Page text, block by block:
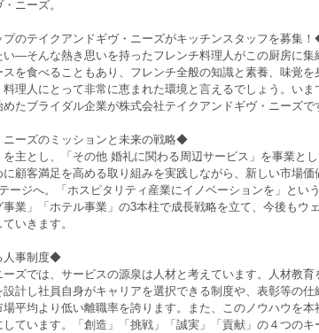
ニーズ。
のテイクアンドギヴ・ニーズがキッチンスタッフを募集
―そんな熱き思いを持ったフレンチ料理人がこの厨房に
を食べることもあり、フレンチ全般の知識と素養、味覚
理人にとって非常に恵まれた環境と言えるでしょう。い
たブライダル企業が株式会社テイクアンドギヴ・ニーズで
ーズのミッションと未来の戦略◆
を主とし、「その他 婚礼に関わる周辺サービス」を事業と
顧客満足を高める取り組みを実践しながら、新しい市場
ージへ。「ホスピタリティ産業にイノベーションを」とい
事業」「ホテル事業」の3本柱で成長戦略を立て、今後も
いきます。
人事制度◆
ズでは、サービスの源泉は人材と考えています。人材教
計し社員自身がキャリアを選択できる制度や、表彰等の
場平均より低い離職率を誇ります。また、このノウハウを
ています。「創造」「挑戦」「誠実」「貢献」の４つの